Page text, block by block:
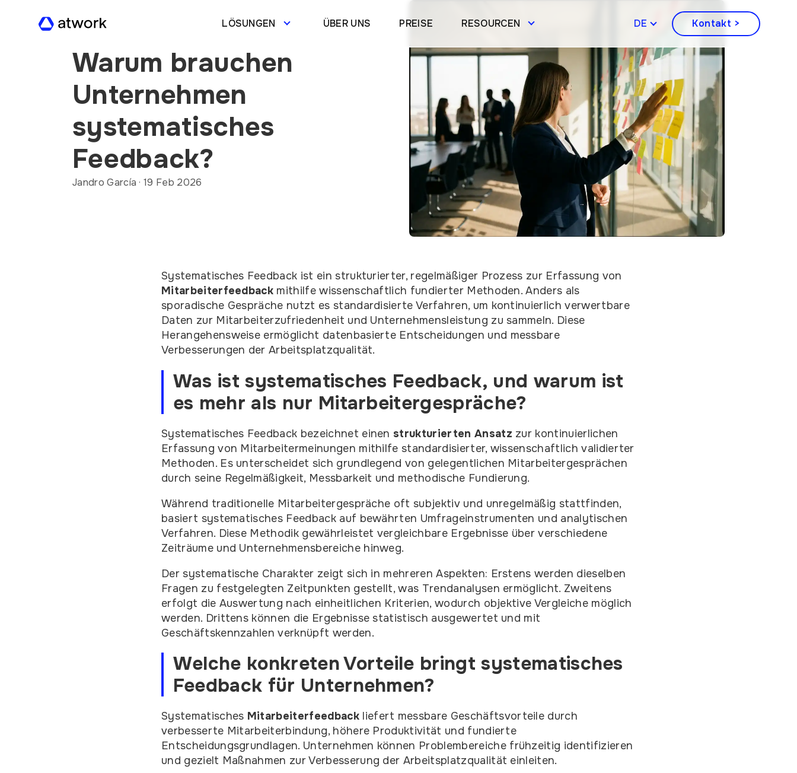
LÖSUNGEN ÜBER UNS PREISE RESOURCEN DEUTSCH Kontakt >
Warum brauchen
Unternehmen
systematisches
Feedback?
Jandro García ·19 Feb 2026
Systematisches Feedback ist ein strukturierter, regelmäßiger Prozess zur Erfassung von
Mitarbeiterfeedback mithilfe wissenschaftlich fundierter Methoden. Anders als
sporadische Gespräche nutzt es standardisierte Verfahren, um kontinuierlich verwertbare
Daten zur Mitarbeiterzufriedenheit und Unternehmensleistung zu sammeln. Diese
Herangehensweise ermöglicht datenbasierte Entscheidungen und messbare
Verbesserungen der Arbeitsplatzqualität.
Was ist systematisches Feedback, und warum ist
es mehr als nur Mitarbeitergespräche?
Systematisches Feedback bezeichnet einen strukturierten Ansatz zur kontinuierlichen
Erfassung von Mitarbeitermeinungen mithilfe standardisierter, wissenschaftlich validierter
Methoden. Es unterscheidet sich grundlegend von gelegentlichen Mitarbeitergesprächen
durch seine Regelmäßigkeit, Messbarkeit und methodische Fundierung.
Während traditionelle Mitarbeitergespräche oft subjektiv und unregelmäßig stattfinden,
basiert systematisches Feedback auf bewährten Umfrageinstrumenten und analytischen
Verfahren. Diese Methodik gewährleistet vergleichbare Ergebnisse über verschiedene
Zeiträume und Unternehmensbereiche hinweg.
Der systematische Charakter zeigt sich in mehreren Aspekten: Erstens werden dieselben
Fragen zu festgelegten Zeitpunkten gestellt, was Trendanalysen ermöglicht. Zweitens
erfolgt die Auswertung nach einheitlichen Kriterien, wodurch objektive Vergleiche möglich
werden. Drittens können die Ergebnisse statistisch ausgewertet und mit
Geschäftskennzahlen verknüpft werden.
Welche konkreten Vorteile bringt systematisches
Feedback für Unternehmen?
Systematisches Mitarbeiterfeedbackliefert messbare Geschäftsvorteile durch
verbesserte Mitarbeiterbindung, höhere Produktivität und fundierte
Entscheidungsgrundlagen. Unternehmen können Problembereiche frühzeitig identifizieren
und gezielt Maßnahmen zur Verbesserung der Arbeitsplatzqualität einleiten.